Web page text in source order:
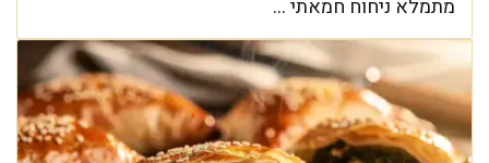
מתמלא ניחוח חמאתי ...